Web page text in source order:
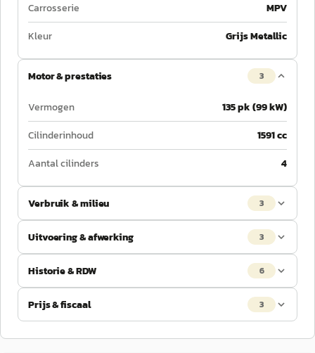
Carrosserie
MPV
Kleur
Grijs Metallic
Motor & prestaties 3
Vermogen
135 pk (99 kW)
Cilinderinhoud
1591 cc
Aantal cilinders
4
Verbruik & milieu 3
Uitvoering & afwerking 3
Historie & RDW 6
Prijs & fiscaal 3